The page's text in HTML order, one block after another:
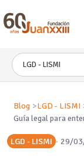
este
sitio
incluye
sistema
accesibilidad.
Blog
LGD - LISMI
Guía legal para
LGD - LISMI 29/